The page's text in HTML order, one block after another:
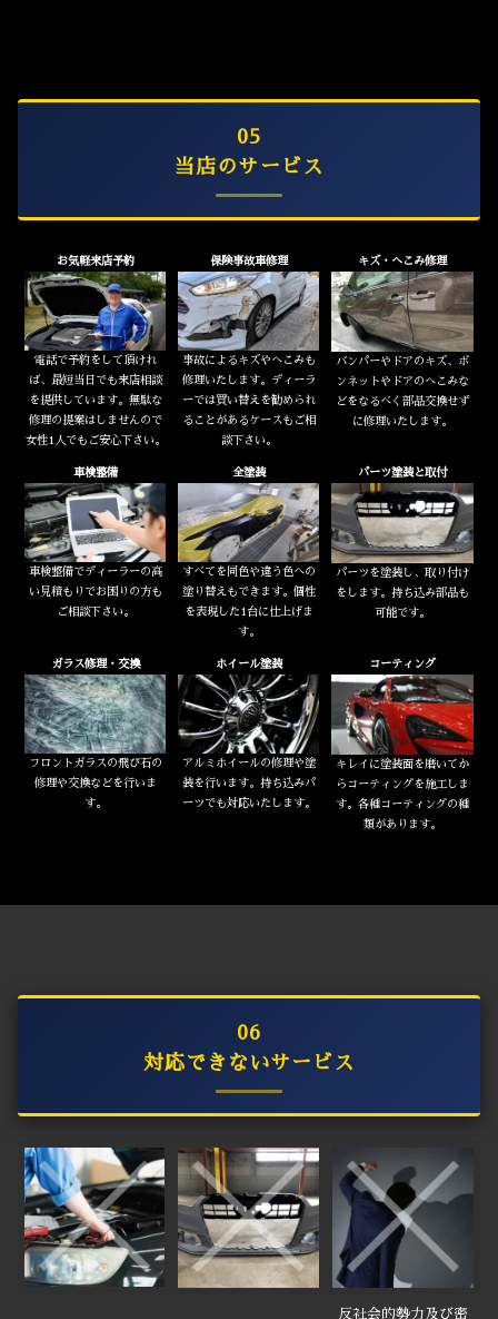
05
当店のサービス
お気軽来店予約
電話で予約をして頂けれ
ば、最短当日でも来店相談
を提供しています。無駄な
修理の提案はしませんので
女性1人でもご安心下さい。
保険事故車修理
事故によるキズやへこみも
修理いたします。ディーラ
ーでは買い替えを勧められ
ることがあるケースもご相
談下さい。
キズ・へこみ修理
バンパーやドアのキズ、ボ
ンネットやドアのへこみな
どをなるべく部品交換せず
に修理いたします。
車検整備
車検整備でディーラーの高
い見積もりでお困りの方も
ご相談下さい。
全塗装
すべてを同色や違う色への
塗り替えもできます。個性
を表現した1台に仕上げま
す。
パーツ塗装と取付
パーツを塗装し、取り付け
をします。持ち込み部品も
可能です。
ガラス修理・交換
フロントガラスの飛び石の
修理や交換などを行いま
す。
ホイール塗装
アルミホイールの修理や塗
装を行います。持ち込みパ
ーツでも対応いたします。
コーティング
キレイに塗装面を磨いてか
らコーティングを施工しま
す。各種コーティングの種
類があります。
06
対応できないサービス
反社会的勢力及び密